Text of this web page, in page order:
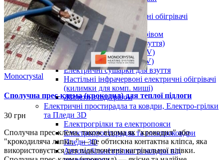
Електроконвектори
Показати усі Інфрачервоні електричні обігрівачі
Обігрів та сушіння
Взуття та одяг з електро-підігрівом
Підігрів ніг (устілки у взуття)
Підігрів тіла (від USB 5 V)
Підігрів рук (від USB 5 V)
Електричні сушарки для взуття
Настільні інфрачервоні електричні обігрівачі
(килимки для комп. миші)
Жилети з підігрівом
Електричні простирадла та ковдри, Електро-грілки
та Пледи 3D
Електрогрілки та електропояси
Електропростирадла та електроковдри
Пледи 3D
Автомобільні грілки та ковдри від
Monocrystal
Сполучна прес-клема (крокодил) для теплої підлоги
30 грн
Сполучна прес-клема, також відома як "крокодил" або
"крокодиляча лапка, " — це обтискна контактна кліпса, яка
використовується для підключення нагрівальної плівки.